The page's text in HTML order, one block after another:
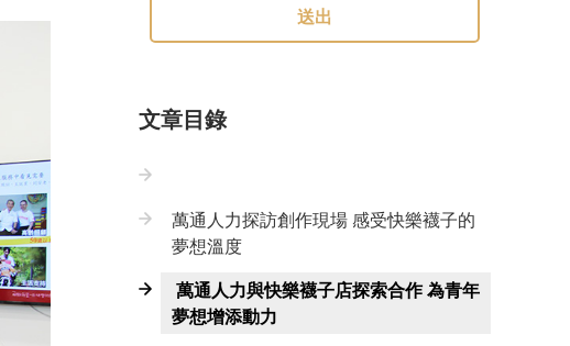
送出
文章目錄
萬通人力探訪創作現場 感受快樂襪子的
夢想溫度
萬通人力與快樂襪子店探索合作 為青年
夢想增添動力